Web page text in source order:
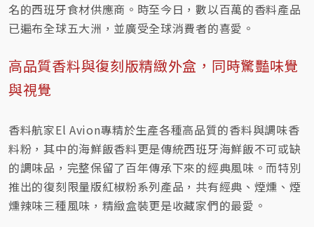
名的西班牙食材供應商。時至今日，數以百萬的香料產品
已遍布全球五大洲，並廣受全球消費者的喜愛。
高品質香料與復刻版精緻外盒，同時驚豔味覺
與視覺
香料航家El Avion專精於生產各種高品質的香料與調味香
料粉，其中的海鮮飯香料更是傳統西班牙海鮮飯不可或缺
的調味品，完整保留了百年傳承下來的經典風味。而特別
推出的復刻限量版紅椒粉系列產品，共有經典、煙燻、煙
燻辣味三種風味，精緻盒裝更是收藏家們的最愛。